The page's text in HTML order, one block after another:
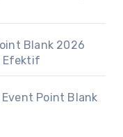
Blank 2026
Efektif
Event Point Blank